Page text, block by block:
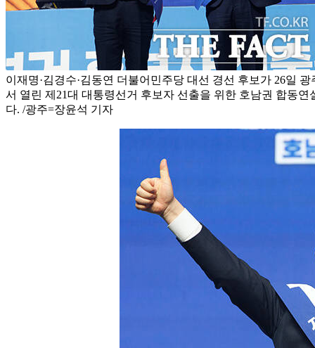
이재명·김경수·김동연 더불어민주당 대선 경선 후보가 26일
서 열린 제21대 대통령선거 후보자 선출을 위한 호남권 합동
다. /광주=장윤석 기자